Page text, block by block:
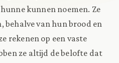
kunnen noemen. Ze
behalve van hun brood en
rekenen op een vaste
ze altijd de belofte dat